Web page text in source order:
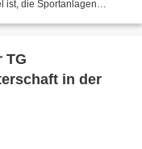
ist, die Sportanlagen
TG
in der